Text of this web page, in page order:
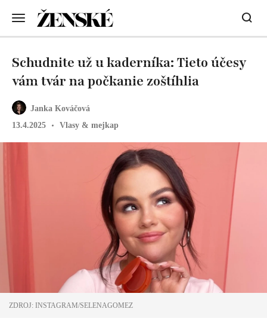
Janka Kováčová
13.4.2025
Vlasy & mejkap
Schudnite už u kaderníka: Tieto účesy
vám tvár na počkanie zoštíhlia
ZDROJ: INSTAGRAM/SELENAGOMEZ